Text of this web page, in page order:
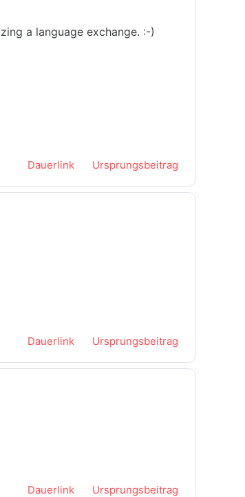
a language exchange. :-)
Dauerlink Ursprungsbeitrag
Dauerlink Ursprungsbeitrag
Dauerlink Ursprungsbeitrag